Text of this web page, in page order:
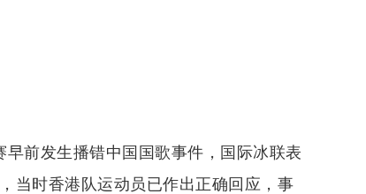
早前发生播错中国国歌事件，国际冰联表
当时香港队运动员已作出正确回应，事